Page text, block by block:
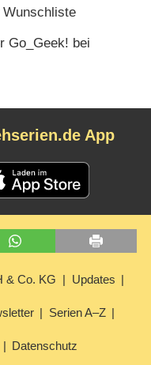
Wunschliste
Go_Geek! bei
App
& Co. KG Updates
Serien A–Z
Datenschutz